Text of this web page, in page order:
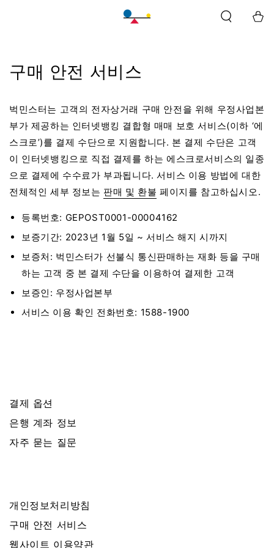
구
구매 안전 서비스
벅민스터는 고객의 전자상거래 구매 안전을 위해 우정사업본
부가 제공하는 인터넷뱅킹 결합형 매매 보호 서비스(이하 ‘에
스크로’)를 결제 수단으로 지원합니다. 본 결제 수단은 고객
이 인터넷뱅킹으로 직접 결제를 하는 에스크로서비스의 일종
으로 결제에 수수료가 부과됩니다. 서비스 이용 방법에 대한
전체적인 세부 정보는 판매 및 환불 페이지를 참고하십시오.
등록번호: GEPOST0001-00004162
보증기간: 2023년 1월 5일 ~ 서비스 해지 시까지
보증처: 벅민스터가 선불식 통신판매하는 재화 등을 구매
하는 고객 중 본 결제 수단을 이용하여 결제한 고객
보증인: 우정사업본부
서비스 이용 확인 전화번호: 1588-1900
결제 옵션
은행 계좌 정보
자주 묻는 질문
개인정보처리방침
구매 안전 서비스
웹사이트 이용약관